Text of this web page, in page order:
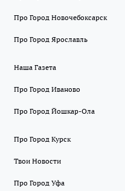
Про Город Новочебоксарск
Про Город Ярославль
Наша Газета
Про Город Иваново
Про Город Йошкар-Ола
Про Город Курск
Твои Новости
Про Город Уфа